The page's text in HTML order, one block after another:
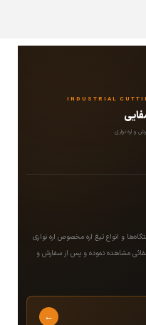
INDUSTRIAL
اره نواری
و انواع تیغ اره مخصوص اره نواری
صفائی مشاهده نموده و پس از سفارش و
←